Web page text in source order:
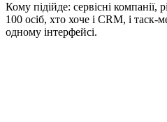
Кому підійде: сервісні компанії,
100 осіб, хто хоче і CRM, і таск-
одному інтерфейсі.